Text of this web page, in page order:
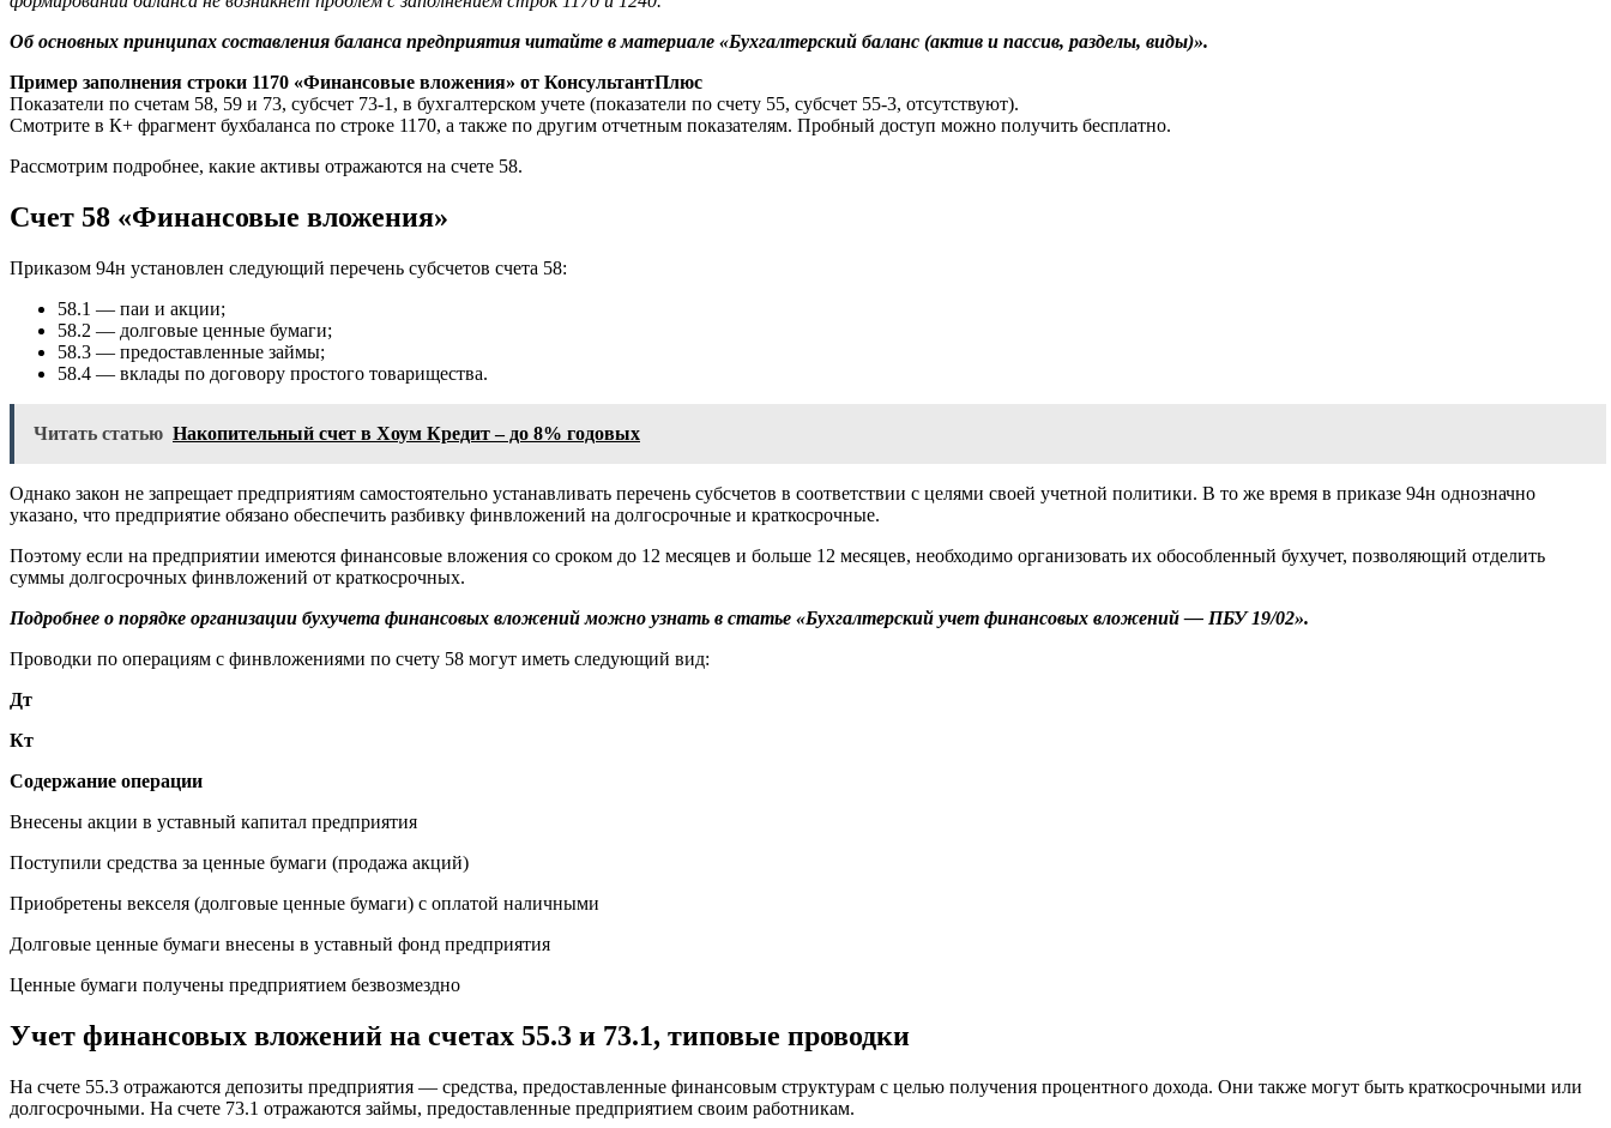
Об основных принципах составления баланса предприятия читайте в материале «Бухгалтерский баланс (актив и пассив, разделы, виды)».
Пример заполнения строки 1170 «Финансовые вложения» от КонсультантПлюс
Показатели по счетам 58, 59 и 73, субсчет 73-1, в бухгалтерском учете (показатели по счету 55, субсчет 55-3, отсутствуют).
Смотрите в К+ фрагмент бухбаланса по строке 1170, а также по другим отчетным показателям. Пробный доступ можно получить бесплатно.
Рассмотрим подробнее, какие активы отражаются на счете 58.
Счет 58 «Финансовые вложения»
Приказом 94н установлен следующий перечень субсчетов счета 58:
58.1 — паи и акции;
58.2 — долговые ценные бумаги;
58.3 — предоставленные займы;
58.4 — вклады по договору простого товарищества.
Читать статью Накопительный счет в Хоум Кредит – до 8% годовых
Однако закон не запрещает предприятиям самостоятельно устанавливать перечень субсчетов в соответствии с целями своей учетной политики. В то же время в приказе 94н однозначно
указано, что предприятие обязано обеспечить разбивку финвложений на долгосрочные и краткосрочные.
Поэтому если на предприятии имеются финансовые вложения со сроком до 12 месяцев и больше 12 месяцев, необходимо организовать их обособленный бухучет, позволяющий отделить
суммы долгосрочных финвложений от краткосрочных.
Подробнее о порядке организации бухучета финансовых вложений можно узнать в статье «Бухгалтерский учет финансовых вложений — ПБУ 19/02».
Проводки по операциям с финвложениями по счету 58 могут иметь следующий вид:
Дт
Кт
Содержание операции
Внесены акции в уставный капитал предприятия
Поступили средства за ценные бумаги (продажа акций)
Приобретены векселя (долговые ценные бумаги) с оплатой наличными
Долговые ценные бумаги внесены в уставный фонд предприятия
Ценные бумаги получены предприятием безвозмездно
Учет финансовых вложений на счетах 55.3 и 73.1, типовые проводки
На счете 55.3 отражаются депозиты предприятия — средства, предоставленные финансовым структурам с целью получения процентного дохода. Они также могут быть краткосрочными или
долгосрочными. На счете 73.1 отражаются займы, предоставленные предприятием своим работникам.